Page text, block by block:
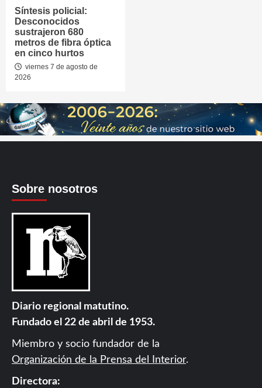
Síntesis policial:
Desconocidos
sustrajeron 680
metros de fibra óptica
en cinco hurtos
viernes 7 de agosto de
2026
Sobre nosotros
Diario regional matutino.
Fundado el 22 de abril de 1953.
Miembro y socio fundador de la
Organización de la Prensa del Interior.
Directora: